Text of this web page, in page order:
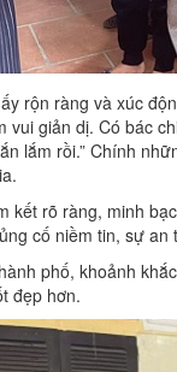
rộn ràng và xúc
vui giản dị. Có bác
lắm rồi.” Chính
kết rõ ràng, minh
cố niềm tin, sự
phố, khoảnh
đẹp hơn.